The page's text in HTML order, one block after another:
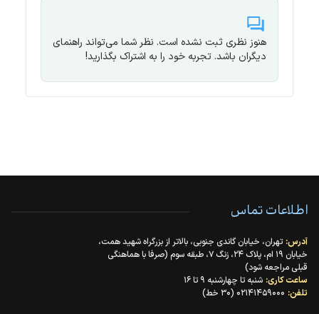
هنوز نظری ثبت نشده است. نظر شما می‌تواند راهنمای
دیگران باشد. تجربه خود را به اشتراک بگذارید!
اطلاعات تماس
آدرس: تهران، خیابان گاندی جنوبی، بالاتر از بزرگراه شهید همت،
خیابان ۱۹ ام، پلاک ۲۴، زنگ ۷، طبقه سوم (صرفا با هماهنگی
قبلی مراجعه شود)
ساعت کاری: شنبه تا چهارشنبه ۹ تا ۱۶
تلفن: ۰۲۱۴۱۴۵۹۰۰۰ (۳۰ خط)